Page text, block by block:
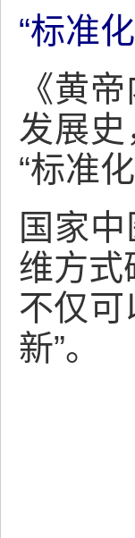
“标准
《黄
发展
“标准
国家
维方式
不仅可
新”。